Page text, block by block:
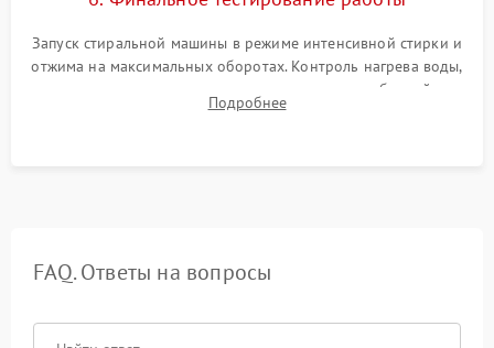
Запуск стиральной машины в режиме интенсивной стирки и
отжима на максимальных оборотах. Контроль нагрева воды,
корректности слива, отсутствия излишних вибраций,
посторонних стуков и протечек под корпусом.
Подробнее
FAQ. Ответы на вопросы